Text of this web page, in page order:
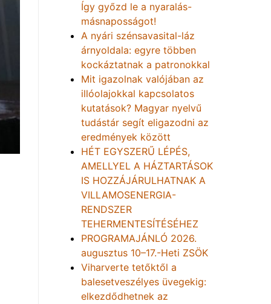
Így győzd le a nyaralás-
másnaposságot!
A nyári szénsavasital-láz
árnyoldala: egyre többen
kockáztatnak a patronokkal
Mit igazolnak valójában az
illóolajokkal kapcsolatos
kutatások? Magyar nyelvű
tudástár segít eligazodni az
eredmények között
HÉT EGYSZERŰ LÉPÉS,
AMELLYEL A HÁZTARTÁSOK
IS HOZZÁJÁRULHATNAK A
VILLAMOSENERGIA-
RENDSZER
TEHERMENTESÍTÉSÉHEZ
PROGRAMAJÁNLÓ 2026.
augusztus 10–17.-Heti ZSÖK
Viharverte tetőktől a
balesetveszélyes üvegekig:
elkezdődhetnek az